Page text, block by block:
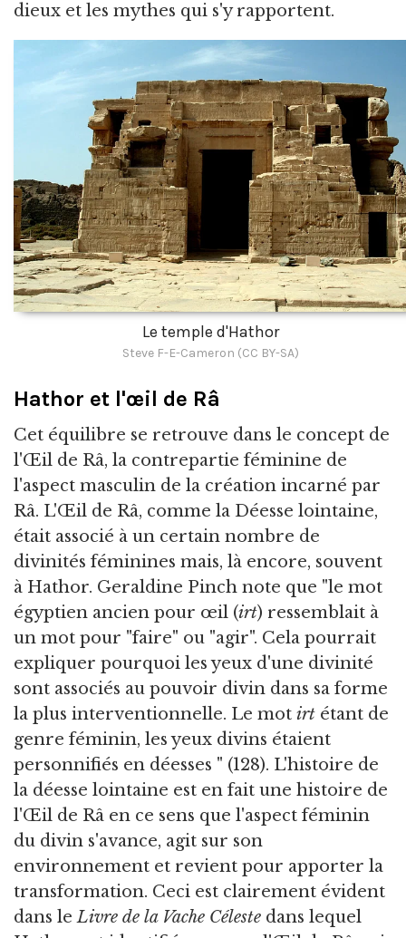
dieux et les mythes qui s'y rapportent.
Le temple d'Hathor
Steve F-E-Cameron (CC BY-SA)
Hathor et l'œil de Râ
Cet équilibre se retrouve dans le concept de
l'Œil de Râ, la contrepartie féminine de
l'aspect masculin de la création incarné par
Râ. L'Œil de Râ, comme la Déesse lointaine,
était associé à un certain nombre de
divinités féminines mais, là encore, souvent
à Hathor. Geraldine Pinch note que "le mot
égyptien ancien pour œil (irt) ressemblait à
un mot pour "faire" ou "agir". Cela pourrait
expliquer pourquoi les yeux d'une divinité
sont associés au pouvoir divin dans sa forme
la plus interventionnelle. Le mot irt étant de
genre féminin, les yeux divins étaient
personnifiés en déesses " (128). L'histoire de
la déesse lointaine est en fait une histoire de
l'Œil de Râ en ce sens que l'aspect féminin
du divin s'avance, agit sur son
environnement et revient pour apporter la
transformation. Ceci est clairement évident
dans leLivre de la Vache Céleste dans lequel